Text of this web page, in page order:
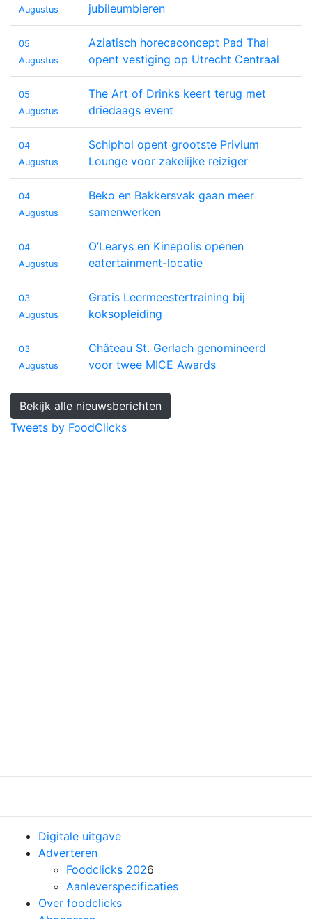
Augustus
jubileumbieren
05
Augustus
Aziatisch horecaconcept Pad Thai
opent vestiging op Utrecht Centraal
05
Augustus
The Art of Drinks keert terug met
driedaags event
04
Augustus
Schiphol opent grootste Privium
Lounge voor zakelijke reiziger
04
Augustus
Beko en Bakkersvak gaan meer
samenwerken
04
Augustus
O’Learys en Kinepolis openen
eatertainment-locatie
03
Augustus
Gratis Leermeestertraining bij
koksopleiding
03
Augustus
Château St. Gerlach genomineerd
voor twee MICE Awards
Bekijk alle nieuwsberichten
Tweets by FoodClicks
Digitale uitgave
Adverteren
Foodclicks 2026
Aanleverspecificaties
Over foodclicks